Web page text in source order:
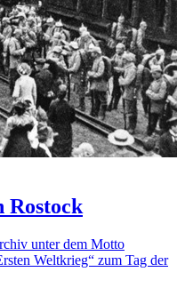
Rostock
unter dem Motto
Weltkrieg“ zum Tag der